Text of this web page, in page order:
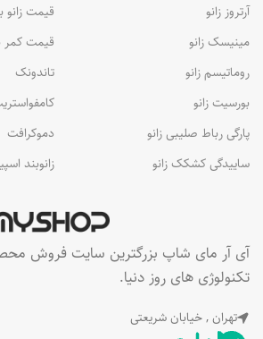
آی آر مای شاپ بزرگترین سایت فروش
تکنولوژی های روز دنیا.
تهران , خیابان شریعتی
قیمت زانو
قیمت کمر
تاندونک
دموکرافت
زانوبند
آرتروز زانو
مینیسک زانو
روماتیسم زانو
بورسیت زانو
پارگی رباط صلیبی زانو
ساییدگی کشکک زانو